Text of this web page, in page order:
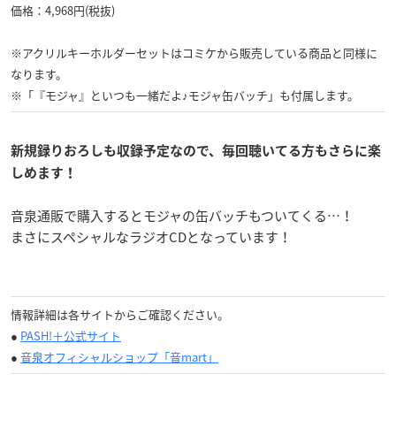
価格：4,968円(税抜)
※アクリルキーホルダーセットはコミケから販売している商品と同様に
なります。
※「『モジャ』といつも一緒だよ♪モジャ缶バッチ」も付属します。
新規録りおろしも収録予定なので、毎回聴いてる方もさらに楽
しめます！
音泉通販で購入するとモジャの缶バッチもついてくる…！
まさにスペシャルなラジオCDとなっています！
情報詳細は各サイトからご確認ください。
● PASH!＋公式サイト
● 音泉オフィシャルショップ「音mart」